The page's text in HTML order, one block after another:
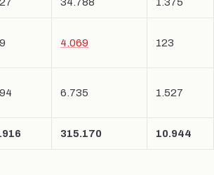
4.069 123
6.735 1.527
315.170 10.944